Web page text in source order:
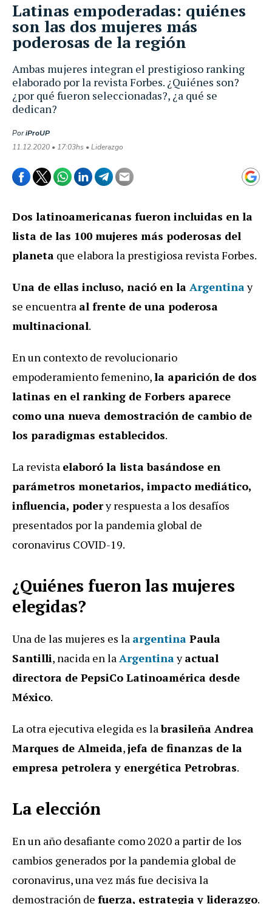
Ambas mujeres integran el prestigioso ranking
elaborado por la revista Forbes. ¿Quiénes son?
¿por qué fueron seleccionadas?, ¿a qué se
dedican?
PoriProUP
11.12.2020 • 17:03hs • Liderazgo
Latinas empoderadas: quiénes
son las dos mujeres más
poderosas de la región
Dos latinoamericanas fueron incluidas en la
lista de las 100 mujeres más poderosas del
planeta que elabora la prestigiosa revista Forbes.
Una de ellas incluso, nació en la Argentinay
se encuentra al frente de una poderosa
multinacional.
En un contexto de revolucionario
empoderamiento femenino,la aparición de dos
latinas en el ranking de Forbers aparece
como una nueva demostración de cambio de
los paradigmas establecidos.
La revista elaboró la lista basándose en
parámetros monetarios, impacto mediático,
influencia, podery respuesta a los desafíos
presentados por la pandemia global de
coronavirus COVID-19.
¿Quiénes fueron las mujeres
elegidas?
Una de las mujeres es la argentina Paula
Santilli, nacida en laArgentinayactual
directora de PepsiCo Latinoamérica desde
México.
La otra ejecutiva elegida es labrasileña Andrea
Marques de Almeida,jefa de finanzas de la
empresa petrolera y energética Petrobras.
La elección
En un año desafiante como 2020 a partir de los
cambios generados por la pandemia global de
coronavirus, una vez más fue decisiva la
demostración de fuerza, estrategia y liderazgo.